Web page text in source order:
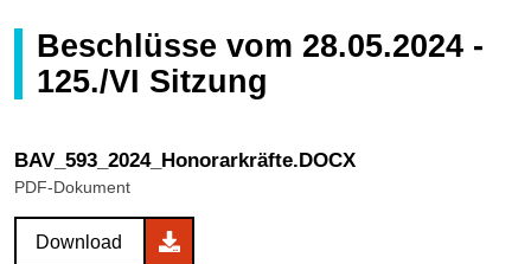
Beschlüsse vom 28.05.2024 -
125./VI Sitzung
BAV_593_2024_Honorarkräfte.DOCX
PDF-Dokument
Download